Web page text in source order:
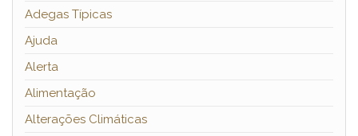
Adegas Típicas
Ajuda
Alerta
Alimentação
Alterações Climáticas